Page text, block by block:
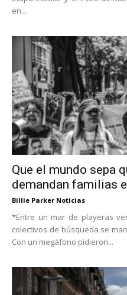
en...
Que el mundo sepa
demandan familias
Billie Parker Noticias
*Entre un mar de playeras
colectivos de búsqueda se
Con un megáfono pidieron...